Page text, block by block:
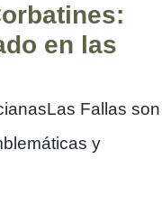
en las
Fallas son
y